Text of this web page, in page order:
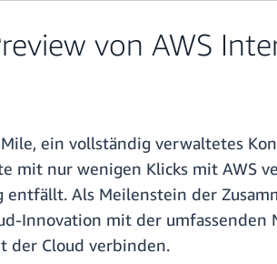
von AWS
ein vollständig verwaltetes
mit nur wenigen Klicks mit AWS
Als Meilenstein der
Innovation mit der
der Cloud verbinden.